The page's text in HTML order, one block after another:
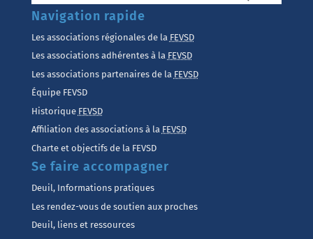
Navigation rapide
Les associations régionales de la FEVSD
Les associations adhérentes à la FEVSD
Les associations partenaires de la FEVSD
Équipe FEVSD
Historique FEVSD
Affiliation des associations à la FEVSD
Charte et objectifs de la FEVSD
Se faire accompagner
Deuil, Informations pratiques
Les rendez-vous de soutien aux proches
Deuil, liens et ressources